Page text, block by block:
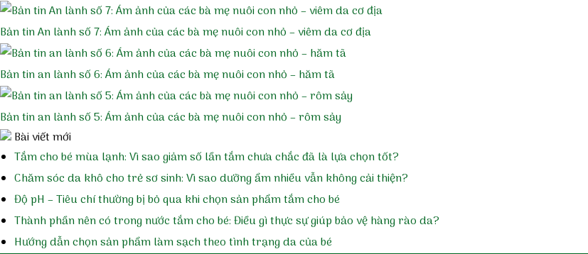
Bản tin An lành số 7: Ám ảnh của các bà mẹ nuôi con nhỏ – viêm da cơ địa
Bản tin an lành số 6: Ám ảnh của các bà mẹ nuôi con nhỏ – hăm tã
Bản tin an lành số 5: Ám ảnh của các bà mẹ nuôi con nhỏ – rôm sảy
Bài viết mới
Tắm cho bé mùa lạnh: Vì sao giảm số lần tắm chưa chắc đã là lựa chọn tốt?
Chăm sóc da khô cho trẻ sơ sinh: Vì sao dưỡng ẩm nhiều vẫn không cải thiện?
Độ pH – Tiêu chí thường bị bỏ qua khi chọn sản phẩm tắm cho bé
Thành phần nên có trong nước tắm cho bé: Điều gì thực sự giúp bảo vệ hàng rào da?
Hướng dẫn chọn sản phẩm làm sạch theo tình trạng da của bé